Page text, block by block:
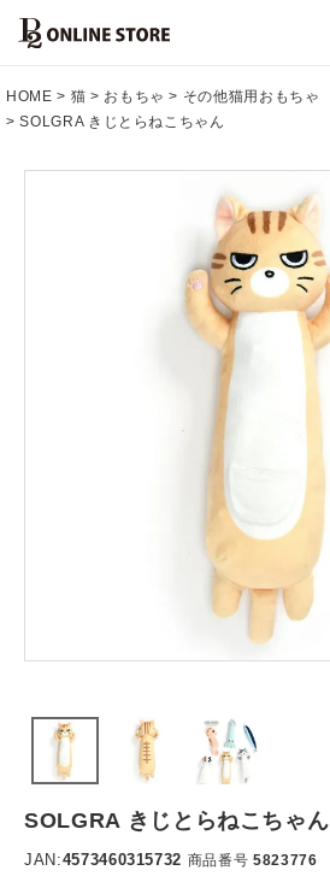
HOME 猫 おもちゃ
その他猫用おもちゃ
SOLGRA きじとらねこちゃん
SOLGRA きじとらねこちゃん
JAN:4573460315732 商品番号 5823776